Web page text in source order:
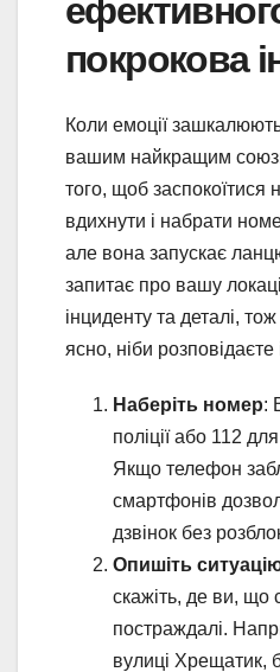
покрокова
Коли емоції
вашим найкращим
того, щоб заспокоїтися
вдихнути і набрати
але вона запускає
запитає про вашу
інциденту та деталі,
ясно, ніби розповідаєте
Наберіть номер:
поліції або 112
Якщо телефон
смартфонів
дзвінок без
Опишіть
скажіть, де ви, що
постраждалі.
вулиці Хрещатик,